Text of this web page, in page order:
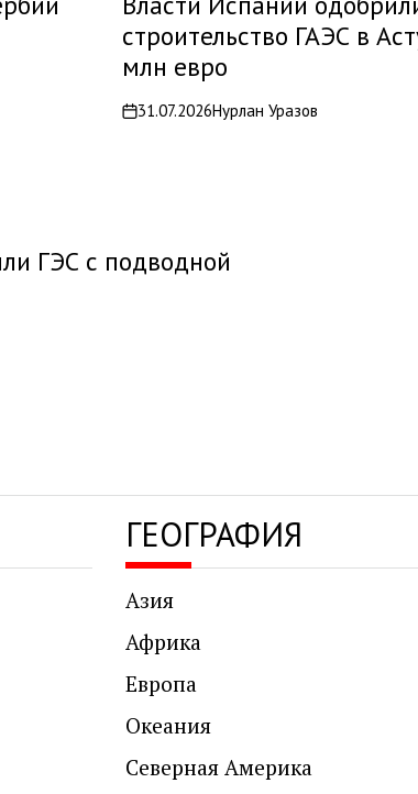
строительство ГАЭС в
млн евро
on31.07.2026Нурлан Уразов
ГЭС с подводной
ГЕОГРАФИЯ
Азия
Африка
Европа
Океания
Северная Америка